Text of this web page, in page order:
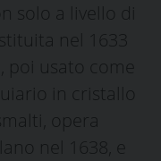
solo a livello di
nel 1633
usato come
in cristallo
opera
nel 1638, e